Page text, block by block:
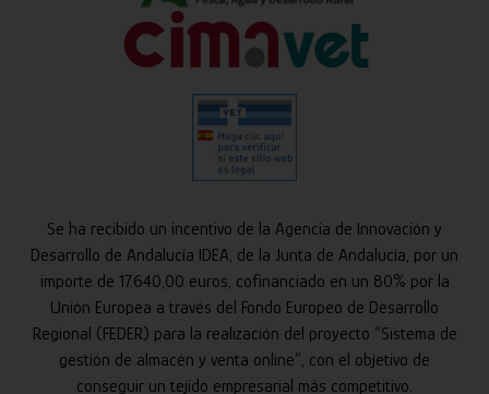
Se ha recibido un incentivo de la Agencia de Innovación y
Desarrollo de Andalucía IDEA, de la Junta de Andalucía, por un
importe de 17.640,00 euros, cofinanciado en un 80% por la
Unión Europea a través del Fondo Europeo de Desarrollo
Regional (FEDER) para la realización del proyecto “Sistema de
gestión de almacén y venta online”, con el objetivo de
conseguir un tejido empresarial más competitivo.